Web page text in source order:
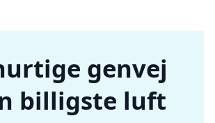
genvej
billigste luft